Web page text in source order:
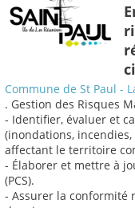
Commune de St Paul -
. Gestion des Risques
- Identifier, évaluer et
(inondations,
affectant le territoire
- Élaborer et mettre à
(PCS).
- Assurer la conformité